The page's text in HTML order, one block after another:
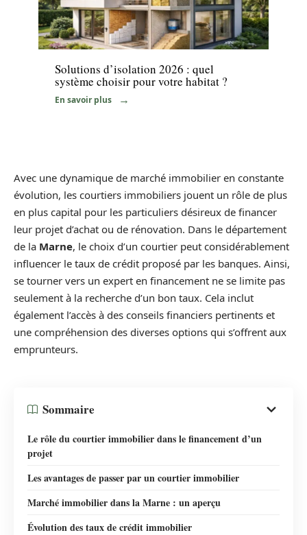
Travaux
Solutions d’isolation 2026 : quel
système choisir pour votre habitat ?
En savoir plus
Avec une dynamique de marché immobilier en constante
évolution, les courtiers immobiliers jouent un rôle de plus
en plus capital pour les particuliers désireux de financer
leur projet d’achat ou de rénovation. Dans le département
de la Marne, le choix d’un courtier peut considérablement
influencer le taux de crédit proposé par les banques. Ainsi,
se tourner vers un expert en financement ne se limite pas
seulement à la recherche d’un bon taux. Cela inclut
également l’accès à des conseils financiers pertinents et
une compréhension des diverses options qui s’offrent aux
emprunteurs.
Sommaire
Le rôle du courtier immobilier dans le financement d’un
projet
Les avantages de passer par un courtier immobilier
Marché immobilier dans la Marne : un aperçu
Évolution des taux de crédit immobilier